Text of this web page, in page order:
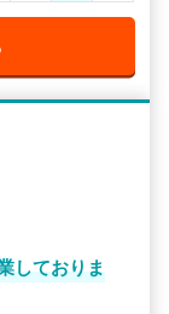
しておりま